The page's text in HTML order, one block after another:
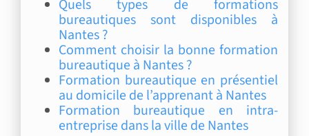
Quels types de formations
bureautiques sont disponibles à
Nantes ?
Comment choisir la bonne formation
bureautique à Nantes ?
Formation bureautique en présentiel
au domicile de l’apprenant à Nantes
Formation bureautique en intra-
entreprise dans la ville de Nantes